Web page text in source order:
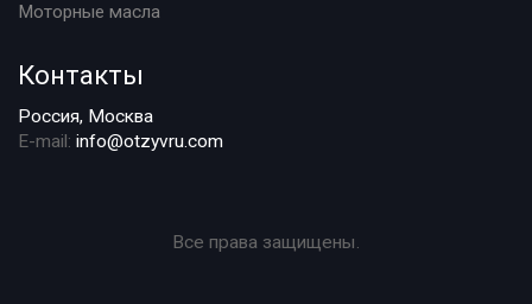
Моторные масла
Контакты
Россия, Москва
E-mail: info@otzyvru.com
Все права защищены.